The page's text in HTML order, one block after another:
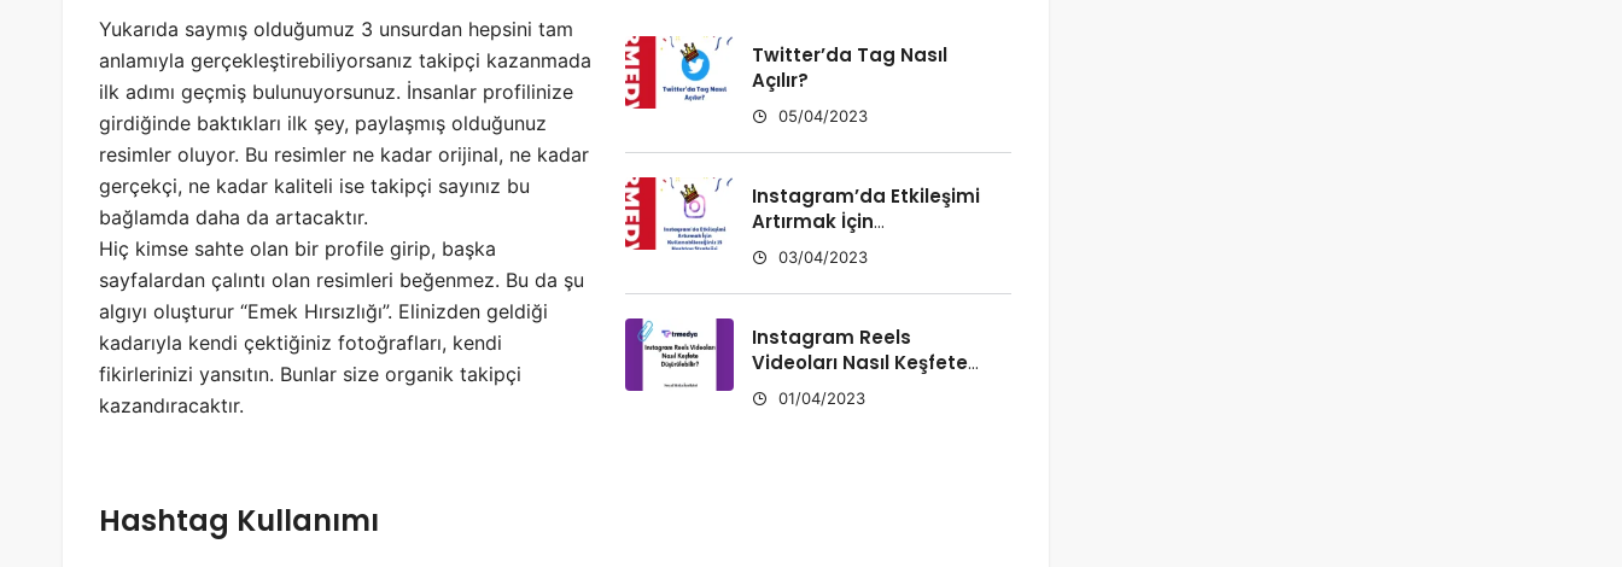
Twitter’da Tag Nasıl
Açılır?
05/04/2023
Instagram’da Etkileşimi
Artırmak İçin
Kullanabileceğiniz 15
Hashtag Stratejisi
03/04/2023
Instagram Reels
Videoları Nasıl Keşfete
Düşürülebilir?
01/04/2023
Yukarıda saymış olduğumuz 3 unsurdan hepsini tam
anlamıyla gerçekleştirebiliyorsanız takipçi kazanmada
ilk adımı geçmiş bulunuyorsunuz. İnsanlar profilinize
girdiğinde baktıkları ilk şey, paylaşmış olduğunuz
resimler oluyor. Bu resimler ne kadar orijinal, ne kadar
gerçekçi, ne kadar kaliteli ise takipçi sayınız bu
bağlamda daha da artacaktır.
Hiç kimse sahte olan bir profile girip, başka
sayfalardan çalıntı olan resimleri beğenmez. Bu da şu
algıyı oluşturur “Emek Hırsızlığı”. Elinizden geldiği
kadarıyla kendi çektiğiniz fotoğrafları, kendi
fikirlerinizi yansıtın. Bunlar size organik takipçi
kazandıracaktır.
Hashtag Kullanımı